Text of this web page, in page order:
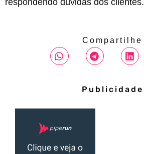
respondendo dúvidas dos clientes.
Compartilhe
Publicidade